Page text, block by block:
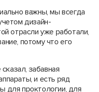
важны, мы всегда
дизайн-
отрасли уже работали,
потому что его
забавная
и есть ряд
для проктологии, для